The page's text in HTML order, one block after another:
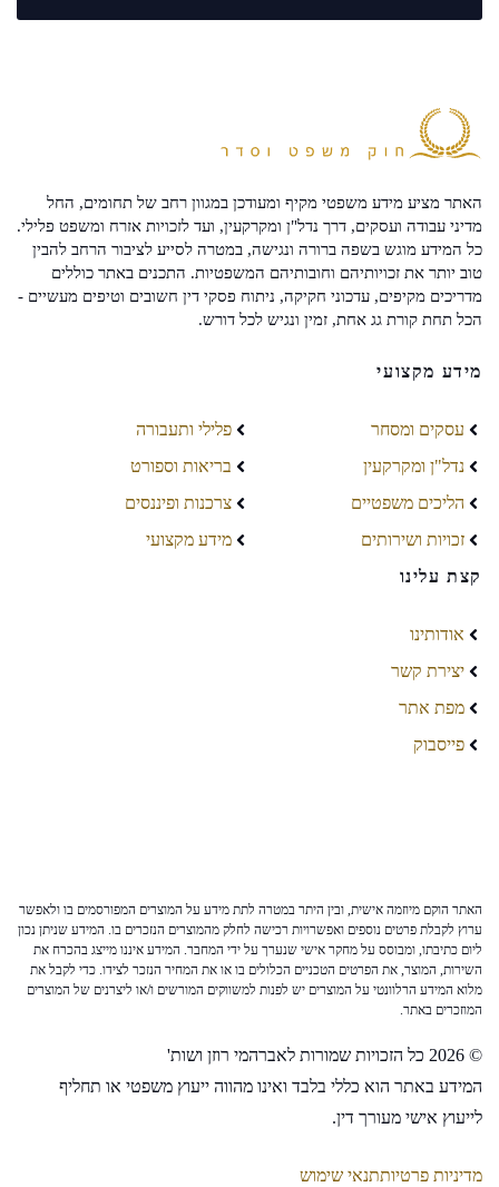
האתר מציע מידע משפטי מקיף ומעודכן במגוון רחב של תחומים, החל
מדיני עבודה ועסקים, דרך נדל"ן ומקרקעין, ועד לזכויות אזרח ומשפט פלילי.
כל המידע מוגש בשפה ברורה ונגישה, במטרה לסייע לציבור הרחב להבין
טוב יותר את זכויותיהם וחובותיהם המשפטיות. התכנים באתר כוללים
מדריכים מקיפים, עדכוני חקיקה, ניתוח פסקי דין חשובים וטיפים מעשיים -
הכל תחת קורת גג אחת, זמין ונגיש לכל דורש.
מידע מקצועי
עסקים ומסחר
נדל"ן ומקרקעין
הליכים משפטיים
זכויות ושירותים
פלילי ותעבורה
בריאות וספורט
צרכנות ופיננסים
מידע מקצועי
קצת עלינו
אודותינו
יצירת קשר
מפת אתר
פייסבוק
האתר הוקם מיוזמה אישית, ובין היתר במטרה לתת מידע על המוצרים המפורסמים בו ולאפשר
ערוץ לקבלת פרטים נוספים ואפשרויות רכישה לחלק מהמוצרים הנזכרים בו. המידע שניתן נכון
ליום כתיבתו, ומבוסס על מחקר אישי שנערך על ידי המחבר. המידע איננו מייצג בהכרח את
השירות, המוצר, את הפרטים הטכניים הכלולים בו או את המחיר הנזכר לצידו. כדי לקבל את
מלוא המידע הרלוונטי על המוצרים יש לפנות למשווקים המורשים ו/או ליצרנים של המוצרים
המוזכרים באתר.
© 2026 כל הזכויות שמורות לאברהמי רוזן ושות'
המידע באתר הוא כללי בלבד ואינו מהווה ייעוץ משפטי או תחליף
לייעוץ אישי מעורך דין.
מדיניות פרטיותתנאי שימוש